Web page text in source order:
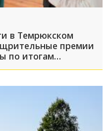
в Темрюкском
премии
по итогам